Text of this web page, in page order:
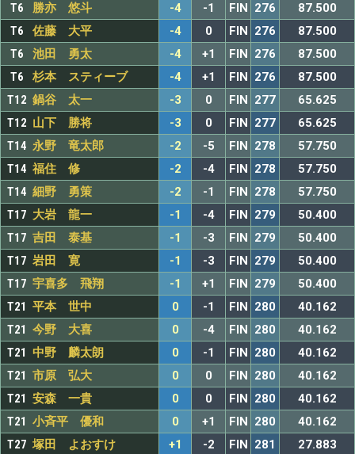
T6
勝亦 悠斗 -4 -1 FIN 276
87.500
T6
佐藤 大平 -4 0 FIN 276
87.500
T6
池田 勇太 -4 +1 FIN 276
87.500
T6
杉本 スティーブ -4 +1 FIN 276
87.500
T12 鍋谷 太一 -3 0 FIN 277
65.625
T12 山下 勝将 -3 0 FIN 277
65.625
T14 永野 竜太郎 -2 -5 FIN 278
57.750
T14 福住 修 -2 -4 FIN 278
57.750
T14 細野 勇策 -2 -1 FIN 278
57.750
T17 大岩 龍一 -1 -4 FIN 279
50.400
T17 吉田 泰基 -1 -3 FIN 279
50.400
T17 岩田 寛 -1 -3 FIN 279
50.400
T17 宇喜多 飛翔 -1 +1 FIN 279
50.400
T21 平本 世中 0 -1 FIN 280
40.162
T21 今野 大喜 0 -4 FIN 280
40.162
T21 中野 麟太朗 0 -1 FIN 280
40.162
T21 市原 弘大 0 0 FIN 280
40.162
T21 安森 一貴 0 0 FIN 280
40.162
T21 小斉平 優和 0 +1 FIN 280
40.162
T27 塚田 よおすけ +1 -2 FIN 281 27.883